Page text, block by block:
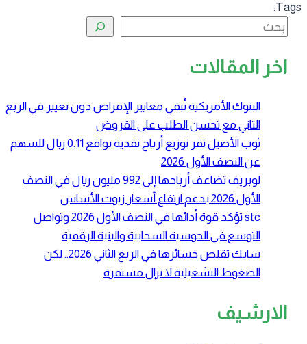
البحث
اخر المقالات
البنوك الأمريكية تُبقي معايير الإقراض دون تغيير في الربع
الثاني مع تحسن الطلب على القروض
ثوب الأصيل تقر توزيع أرباح نقدية بواقع 0.11 ريال للسهم
عن النصف الأول 2026
لوبريف تضاعف أرباحها إلى 992 مليون ريال في النصف
الأول 2026 بدعم ارتفاع أسعار زيوت الأساس
stc تؤكد قوة أدائها في النصف الأول 2026 وتواصل
التوسع في الحوسبة السحابية والبنية الرقمية
سابك تقلص خسائرها في الربع الثاني 2026.. لكن
الضغوط التشغيلية لا تزال مستمرة
الارشيف